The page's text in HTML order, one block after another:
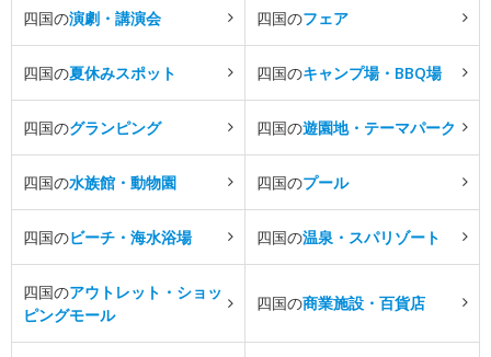
四国の演劇・講演会 四国のフェア
四国の夏休みスポット 四国のキャンプ場・BBQ場
四国のグランピング 四国の遊園地・テーマパーク
四国の水族館・動物園 四国のプール
四国のビーチ・海水浴場 四国の温泉・スパリゾート
四国のアウトレット・ショッ
ピングモール
四国の商業施設・百貨店